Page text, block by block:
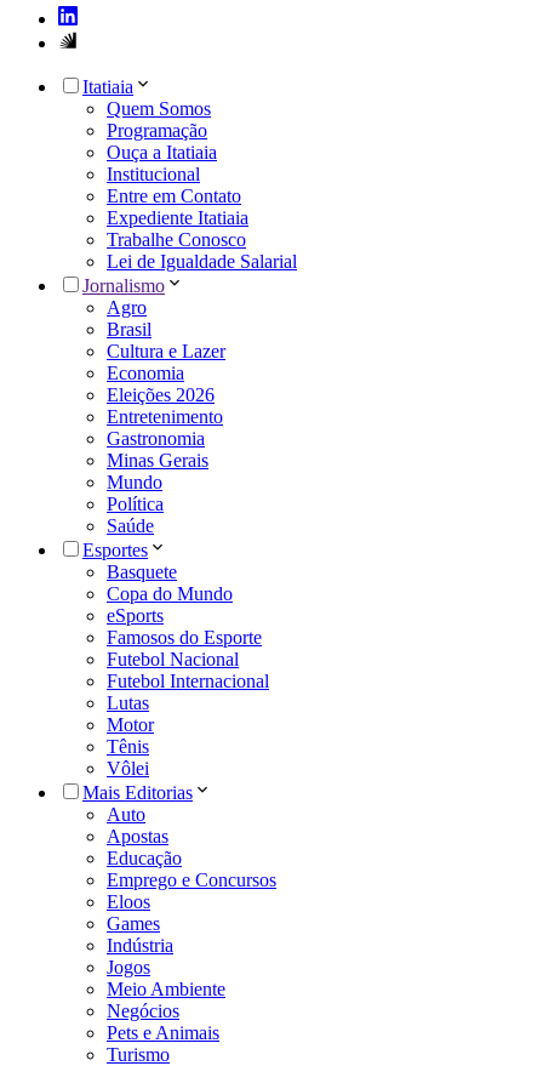
Itatiaia
Quem Somos
Programação
Ouça a Itatiaia
Institucional
Entre em Contato
Expediente Itatiaia
Trabalhe Conosco
Lei de Igualdade Salarial
Jornalismo
Agro
Brasil
Cultura e Lazer
Economia
Eleições 2026
Entretenimento
Gastronomia
Minas Gerais
Mundo
Política
Saúde
Esportes
Basquete
Copa do Mundo
eSports
Famosos do Esporte
Futebol Nacional
Futebol Internacional
Lutas
Motor
Tênis
Vôlei
Mais Editorias
Auto
Apostas
Educação
Emprego e Concursos
Eloos
Games
Indústria
Jogos
Meio Ambiente
Negócios
Pets e Animais
Turismo